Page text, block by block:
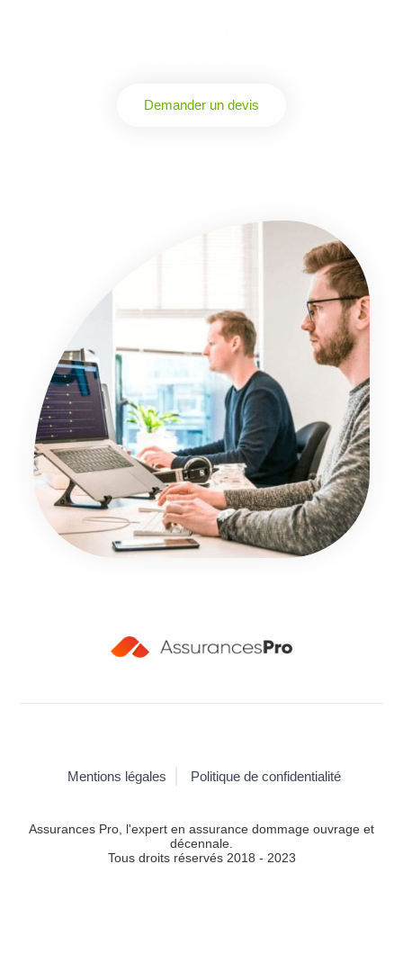
Demander un devis
Mentions légales Politique de confidentialité
Assurances Pro, l'expert en assurance dommage ouvrage et
décennale.
Tous droits réservés 2018 - 2023